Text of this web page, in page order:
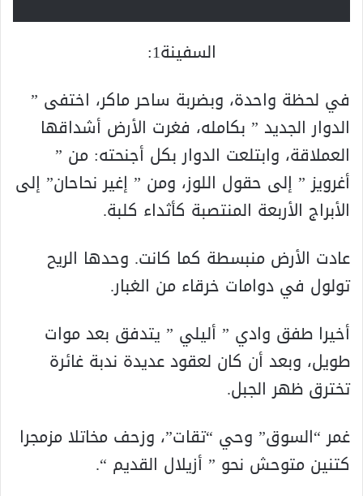
السفينة1:
في لحظة واحدة، وبضربة ساحر ماكر، اختفى ”
الدوار الجديد ” بكامله، فغرت الأرض أشداقها
العملاقة، وابتلعت الدوار بكل أجنحته: من ”
أغرويز ” إلى حقول اللوز، ومن ” إغير نحاحان” إلى
الأبراج الأربعة المنتصبة كأثداء كلبة.
عادت الأرض منبسطة كما كانت. وحدها الريح
تولول في دوامات خرقاء من الغبار.
أخيرا طفق وادي ” أليلي ” يتدفق بعد موات
طويل، وبعد أن كان لعقود عديدة ندبة غائرة
تخترق ظهر الجبل.
غمر “السوق” وحي “تقات”، وزحف مخاتلا مزمجرا
كتنين متوحش نحو ” أزيلال القديم “.